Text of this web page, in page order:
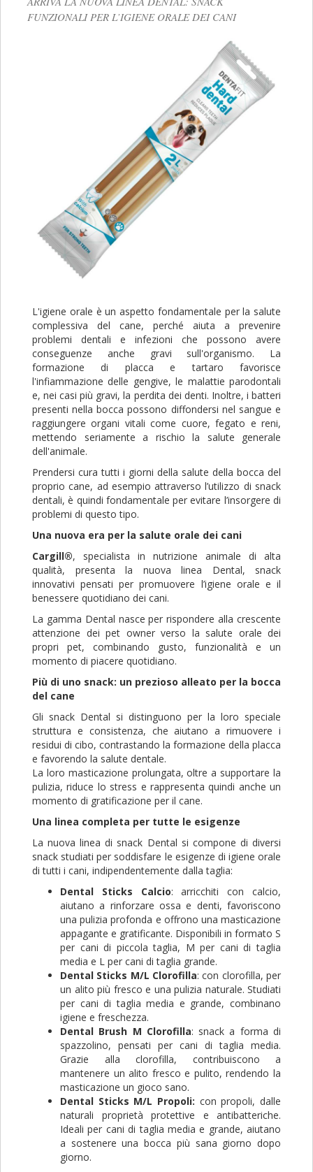
FUNZIONALI PER L’IGIENE ORALE DEI CANI
L'igiene orale è un aspetto fondamentale per la salute
complessiva del cane, perché aiuta a prevenire
problemi dentali e infezioni che possono avere
conseguenze anche gravi sull'organismo. La
formazione di placca e tartaro favorisce
l'infiammazione delle gengive, le malattie parodontali
e, nei casi più gravi, la perdita dei denti. Inoltre, i batteri
presenti nella bocca possono diffondersi nel sangue e
raggiungere organi vitali come cuore, fegato e reni,
mettendo seriamente a rischio la salute generale
dell'animale.
Prendersi cura tutti i giorni della salute della bocca del
proprio cane, ad esempio attraverso l’utilizzo di snack
dentali, è quindi fondamentale per evitare l’insorgere di
problemi di questo tipo.
Una nuova era per la salute orale dei cani
Cargill®, specialista in nutrizione animale di alta
qualità, presenta la nuova linea Dental, snack
innovativi pensati per promuovere l’igiene orale e il
benessere quotidiano dei cani.
La gamma Dental nasce per rispondere alla crescente
attenzione dei pet owner verso la salute orale dei
propri pet, combinando gusto, funzionalità e un
momento di piacere quotidiano.
Più di uno snack: un prezioso alleato per la bocca
del cane
Gli snack Dental si distinguono per la loro speciale
struttura e consistenza, che aiutano a rimuovere i
residui di cibo, contrastando la formazione della placca
e favorendo la salute dentale.
La loro masticazione prolungata, oltre a supportare la
pulizia, riduce lo stress e rappresenta quindi anche un
momento di gratificazione per il cane.
Una linea completa per tutte le esigenze
La nuova linea di snack Dental si compone di diversi
snack studiati per soddisfare le esigenze di igiene orale
di tutti i cani, indipendentemente dalla taglia:
Dental Sticks Calcio: arricchiti con calcio,
aiutano a rinforzare ossa e denti, favoriscono
una pulizia profonda e offrono una masticazione
appagante e gratificante. Disponibili in formato S
per cani di piccola taglia, M per cani di taglia
media e L per cani di taglia grande.
Dental Sticks M/L Clorofilla: con clorofilla, per
un alito più fresco e una pulizia naturale. Studiati
per cani di taglia media e grande, combinano
igiene e freschezza.
Dental Brush M Clorofilla: snack a forma di
spazzolino, pensati per cani di taglia media.
Grazie alla clorofilla, contribuiscono a
mantenere un alito fresco e pulito, rendendo la
masticazione un gioco sano.
Dental Sticks M/L Propoli: con propoli, dalle
naturali proprietà protettive e antibatteriche.
Ideali per cani di taglia media e grande, aiutano
a sostenere una bocca più sana giorno dopo
giorno.